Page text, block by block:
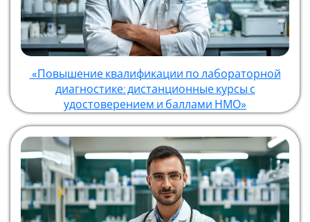
«Повышение квалификации по лабораторной
диагностике: дистанционные курсы с
удостоверением и баллами НМО»